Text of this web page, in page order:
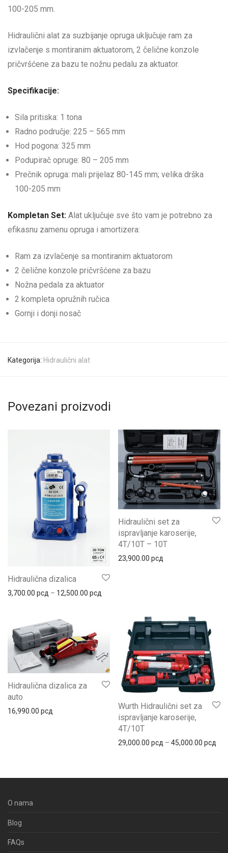
100-205 mm.
Hidraulični alat za suzbijanje opruga uključuje ram za
izvlačenje s montiranim aktuatorom, 2 čelične konzole
pričvršćene za bazu te nožnu pedalu za aktuator.
Specifikacije:
Sila pritiska: 1 tona
Radno područje: 225 – 565 mm
Hod pogona: 325 mm
Podupirač opruge: 80 – 205 mm
Prečnik opruga: mali prijelaz 80-145 mm; velika drška
100-205 mm
Kompletan Set: Alat uključuje sve što vam je potrebno za
efikasnu zamenu opruga i amortizera:
Ram za izvlačenje sa montiranim aktuatorom
2 čelične konzole pričvršćene za bazu
Nožna pedala za aktuator
2 kompleta opružnih ručica
Gornji i donji nosač
Kategorija: Hidraulični alat
Povezani proizvodi
Hidraulična dizalica
3,700.00 рсд – 12,500.00 рсд
Hidraulični set za
ispravljanje karoserije,
4T/10T – 10T
23,900.00 рсд
Hidraulična dizalica za
auto
16,990.00 рсд
Wurth Hidraulični set za
ispravljanje karoserije,
4T/10T
29,000.00 рсд – 45,000.00 рсд
O nama
Blog
FAQs